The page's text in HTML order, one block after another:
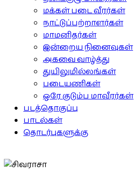
மக்கள் படை வீரர்கள்
நாட்டுப்பற்றாளர்கள்
மாமனிதர்கள்
இன்றைய நினைவுகள்
அகவை வாழ்த்து
துயிலுமில்லங்கள்
படையணிகள்
ஒரே குடும்ப மாவீரர்கள்
படத்தொகுப்பு
பாடல்கள்
தொடர்புகளுக்கு